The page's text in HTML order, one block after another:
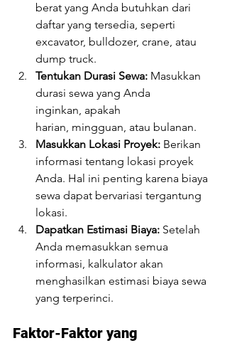
berat yang Anda butuhkan dari
daftar yang tersedia, seperti
excavator, bulldozer, crane, atau
dump truck.
Tentukan Durasi Sewa: Masukkan
durasi sewa yang Anda
inginkan, apakah
harian, mingguan, atau bulanan.
Masukkan Lokasi Proyek: Berikan
informasi tentang lokasi proyek
Anda. Hal ini penting karena biaya
sewa dapat bervariasi tergantung
lokasi.
Dapatkan Estimasi Biaya: Setelah
Anda memasukkan semua
informasi, kalkulator akan
menghasilkan estimasi biaya sewa
yang terperinci.
Faktor-Faktor yang